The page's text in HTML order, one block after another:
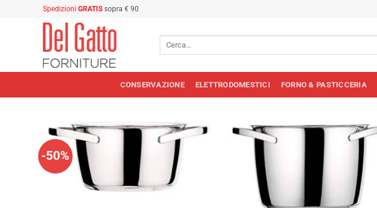
Spedizioni GRATIS sopra € 90
CONSERVAZIONE ELETTRODOMESTICI FORNO & PASTICCERIA
-50%